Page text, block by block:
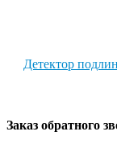
Детектор
Заказ обратного